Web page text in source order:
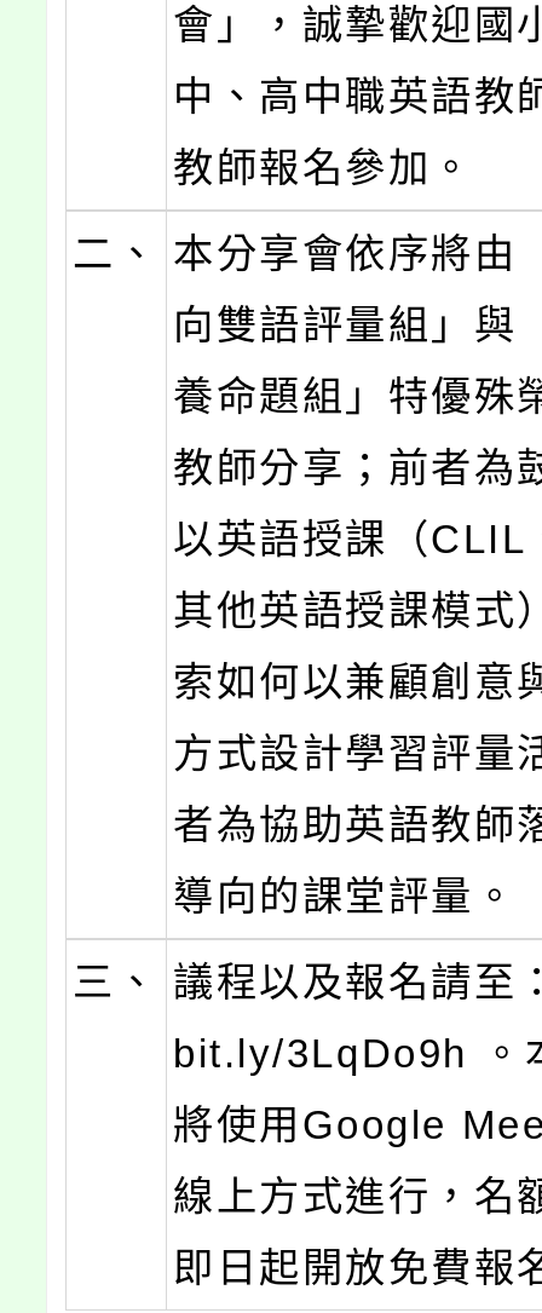
會」，誠摯歡迎國
中、高中職英語教
教師報名參加。
二、
本分享會依序將由
向雙語評量組」與
養命題組」特優殊
教師分享；前者為
以英語授課（CLIL
其他英語授課模式
索如何以兼顧創意
方式設計學習評量
者為協助英語教師
導向的課堂評量。
三、
議程以及報名請至
bit.ly/3LqDo9h 。
將使用Google
線上方式進行，名
即日起開放免費報